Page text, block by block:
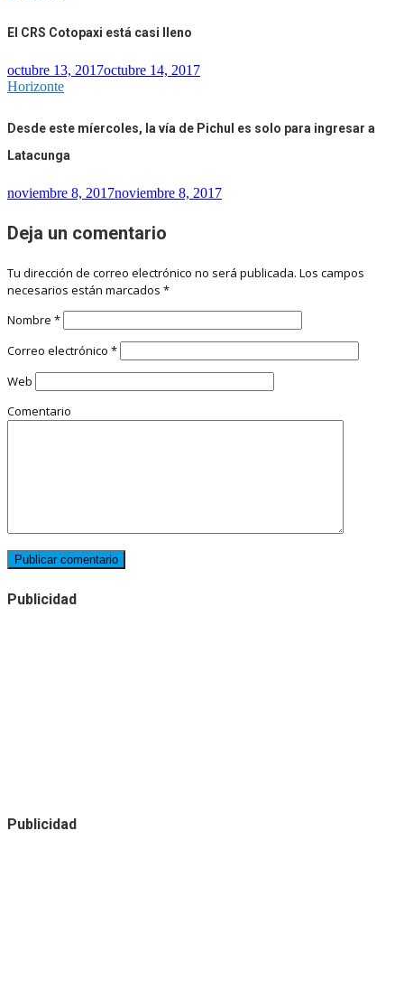
El CRS Cotopaxi está casi lleno
octubre 13, 2017octubre 14, 2017
Horizonte
Desde este míercoles, la vía de Pichul es solo para ingresar a
Latacunga
noviembre 8, 2017noviembre 8, 2017
Deja un comentario
Tu dirección de correo electrónico no será publicada. Los campos
necesarios están marcados *
Nombre *
Correo electrónico *
Web
Comentario
Publicidad
Publicidad